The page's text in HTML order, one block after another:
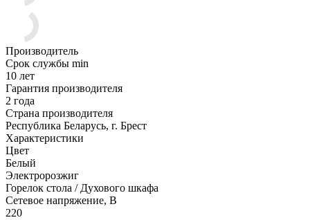
Производитель
Срок службы min
10 лет
Гарантия производителя
2 года
Страна производителя
Республика Беларусь, г. Брест
Характеристики
Цвет
Белый
Электророзжиг
Горелок стола / Духового шкафа
Сетевое напряжение, В
220